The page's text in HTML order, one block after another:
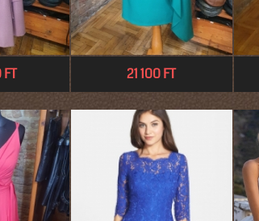
21 100 FT